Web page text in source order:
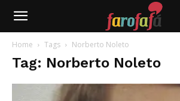
Farofafá
Home Tags Norberto Noleto
Tag: Norberto Noleto